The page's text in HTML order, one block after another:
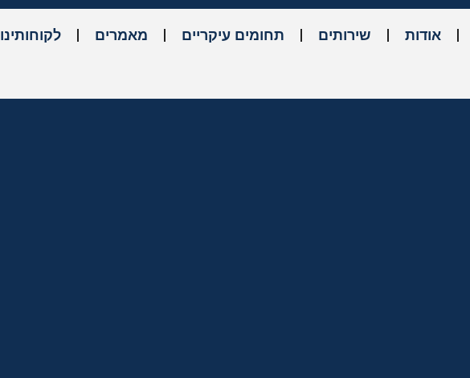
אודות שירותים תחומים עיקריים מאמרים לקוחותינו